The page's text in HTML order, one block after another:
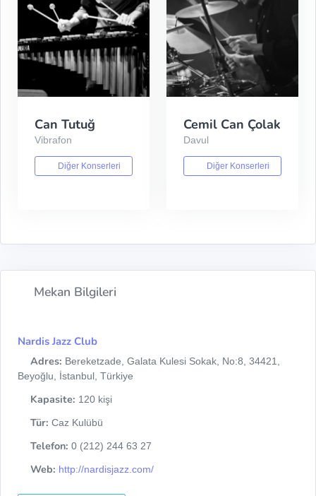
Can Tutuğ
Vibrafon
Diğer Konserleri
Cemil Can Çolak
Davul
Diğer Konserleri
Mekan Bilgileri
Nardis Jazz Club
Adres: Bereketzade, Galata Kulesi Sokak, No:8, 34421,
Beyoğlu, İstanbul, Türkiye
Kapasite: 120 kişi
Tür: Caz Kulübü
Telefon: 0 (212) 244 63 27
Web: http://nardisjazz.com/